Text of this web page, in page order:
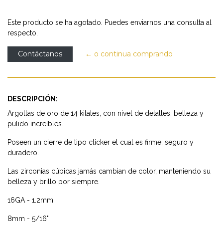
Este producto se ha agotado. Puedes enviarnos una consulta al
respecto.
Contáctanos ← o continua comprando
DESCRIPCIÓN:
Argollas de oro de 14 kilates, con nivel de detalles, belleza y
pulido increíbles.
Poseen un cierre de tipo clicker el cual es firme, seguro y
duradero.
Las zirconias cúbicas jamás cambian de color, manteniendo su
belleza y brillo por siempre.
16GA - 1.2mm
8mm - 5/16"